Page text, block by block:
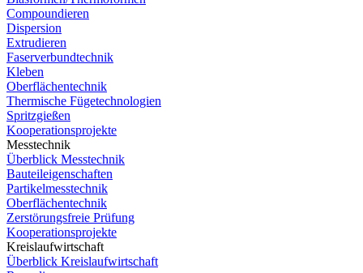
Compoundieren
Dispersion
Extrudieren
Faserverbundtechnik
Kleben
Oberflächentechnik
Thermische Fügetechnologien
Spritzgießen
Kooperationsprojekte
Messtechnik
Überblick Messtechnik
Bauteileigenschaften
Partikelmesstechnik
Oberflächentechnik
Zerstörungsfreie Prüfung
Kooperationsprojekte
Kreislaufwirtschaft
Überblick Kreislaufwirtschaft